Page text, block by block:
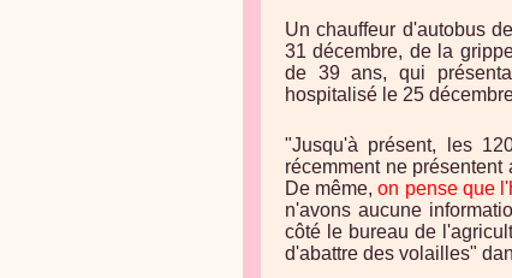
Un chauffeur d'autobus
31 décembre, de la
de 39 ans, qui
hospitalisé le 25
"Jusqu'à présent, les
récemment ne
De même,on pense que
n'avons aucune
côté le bureau de
d'abattre des volailles"